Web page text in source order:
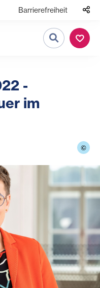
Barrierefreiheit
Suche
-
im
©